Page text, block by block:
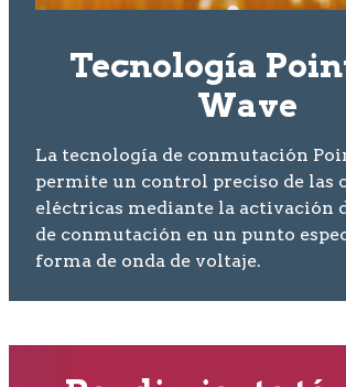
Tecnología
Wave
La tecnología de conmutación
permite un control preciso de las
eléctricas mediante la activación
de conmutación en un punto
forma de onda de voltaje.